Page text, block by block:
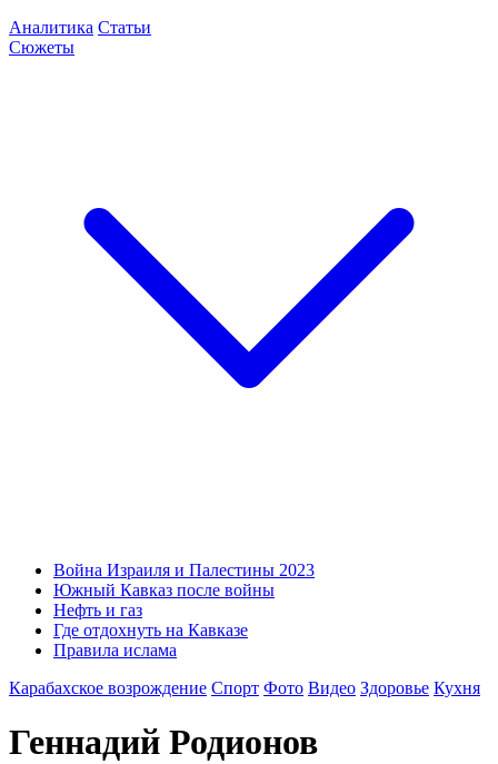
Аналитика Статьи
Сюжеты
Война Израиля и Палестины 2023
Южный Кавказ после войны
Нефть и газ
Где отдохнуть на Кавказе
Правила ислама
Карабахское возрождение Спорт Фото Видео Здоровье Кухня
Геннадий Родионов